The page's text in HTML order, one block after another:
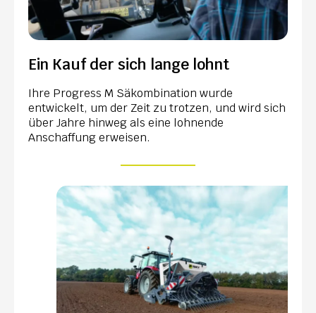
Ein Kauf der sich lange lohnt
Ihre Progress M Säkombination wurde
entwickelt, um der Zeit zu trotzen, und wird sich
über Jahre hinweg als eine lohnende
Anschaffung erweisen.